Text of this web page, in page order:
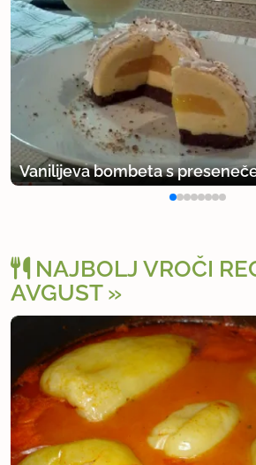
Vanilijeva bombeta s
NAJBOLJ VROČI
AVGUST